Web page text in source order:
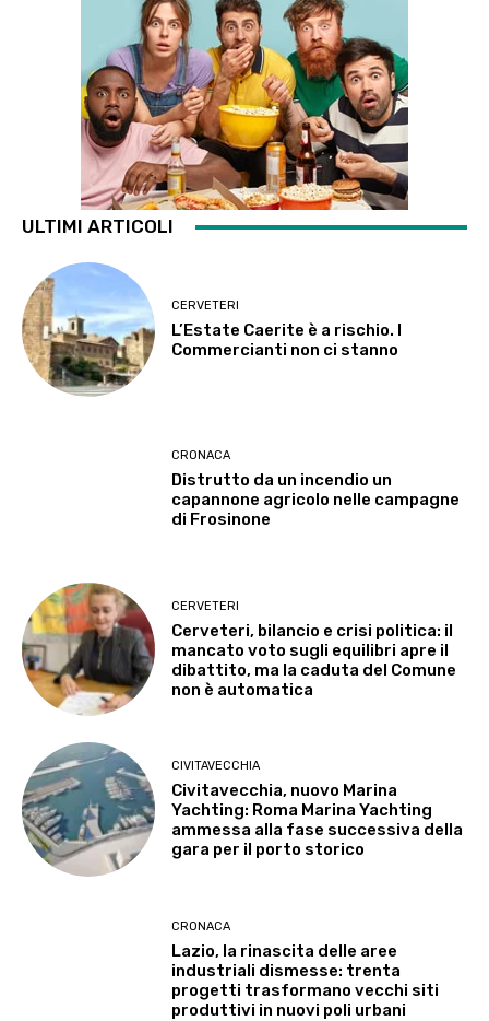
ULTIMI ARTICOLI
CERVETERI
L’Estate Caerite è a rischio. I
Commercianti non ci stanno
CRONACA
Distrutto da un incendio un
capannone agricolo nelle campagne
di Frosinone
CERVETERI
Cerveteri, bilancio e crisi politica: il
mancato voto sugli equilibri apre il
dibattito, ma la caduta del Comune
non è automatica
CIVITAVECCHIA
Civitavecchia, nuovo Marina
Yachting: Roma Marina Yachting
ammessa alla fase successiva della
gara per il porto storico
CRONACA
Lazio, la rinascita delle aree
industriali dismesse: trenta
progetti trasformano vecchi siti
produttivi in nuovi poli urbani